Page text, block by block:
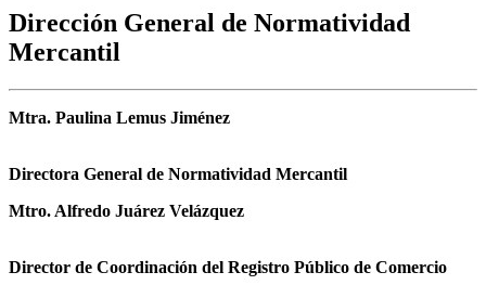
Dirección General de Normatividad
Mercantil
Mtra. Paulina Lemus Jiménez
Directora General de Normatividad Mercantil
Mtro. Alfredo Juárez Velázquez
Director de Coordinación del Registro Público de Comercio